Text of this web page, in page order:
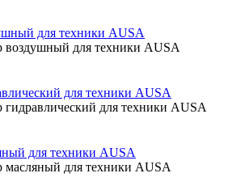
для техники AUSA
воздушный для техники AUSA
для техники AUSA
гидравлический для техники AUSA
для техники AUSA
масляный для техники AUSA